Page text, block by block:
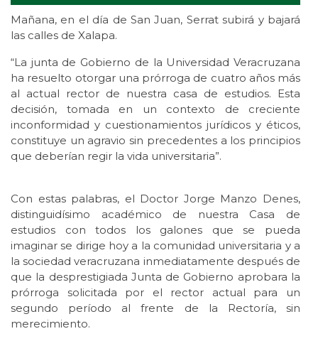
Mañana, en el día de San Juan, Serrat subirá y bajará
las calles de Xalapa.
“La junta de Gobierno de la Universidad Veracruzana
ha resuelto otorgar una prórroga de cuatro años más
al actual rector de nuestra casa de estudios. Esta
decisión, tomada en un contexto de creciente
inconformidad y cuestionamientos jurídicos y éticos,
constituye un agravio sin precedentes a los principios
que deberían regir la vida universitaria”.
Con estas palabras, el Doctor Jorge Manzo Denes,
distinguidísimo académico de nuestra Casa de
estudios con todos los galones que se pueda
imaginar se dirige hoy a la comunidad universitaria y a
la sociedad veracruzana inmediatamente después de
que la desprestigiada Junta de Gobierno aprobara la
prórroga solicitada por el rector actual para un
segundo período al frente de la Rectoría, sin
merecimiento.